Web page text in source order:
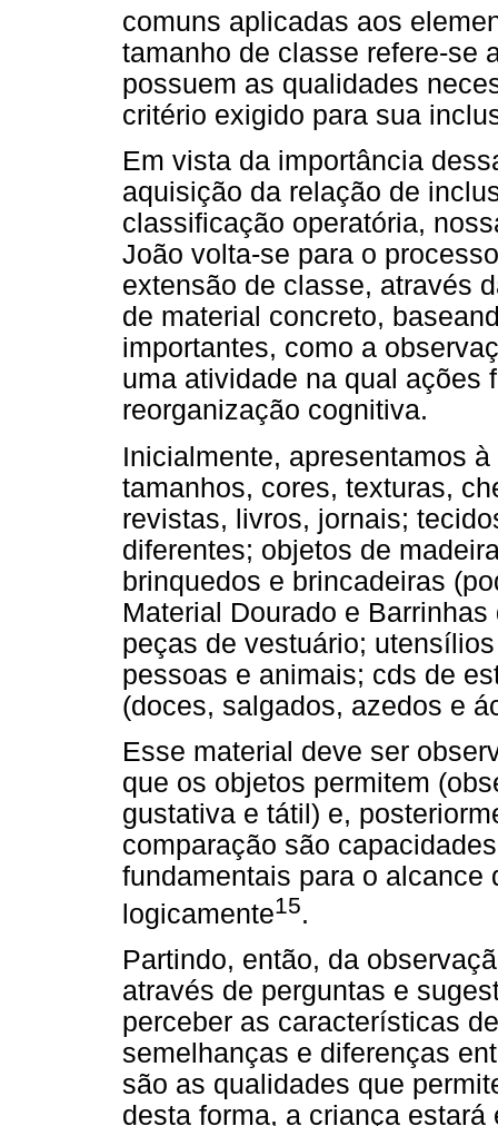
comuns aplicadas aos
tamanho de classe refere-se
possuem as qualidades
critério exigido para sua
Em vista da importância
aquisição da relação de
classificação operatória,
João volta-se para o
extensão de classe, através
de material concreto,
importantes, como a
uma atividade na qual ações
reorganização cognitiva.
Inicialmente, apresentamos
tamanhos, cores, texturas,
revistas, livros, jornais;
diferentes; objetos de
brinquedos e brincadeiras
Material Dourado e
peças de vestuário;
pessoas e animais; cds de
(doces, salgados, azedos e
Esse material deve ser
que os objetos permitem
gustativa e tátil) e,
comparação são
fundamentais para o
logicamente15.
Partindo, então, da
através de perguntas e
perceber as características
semelhanças e diferenças
são as qualidades que
desta forma, a criança